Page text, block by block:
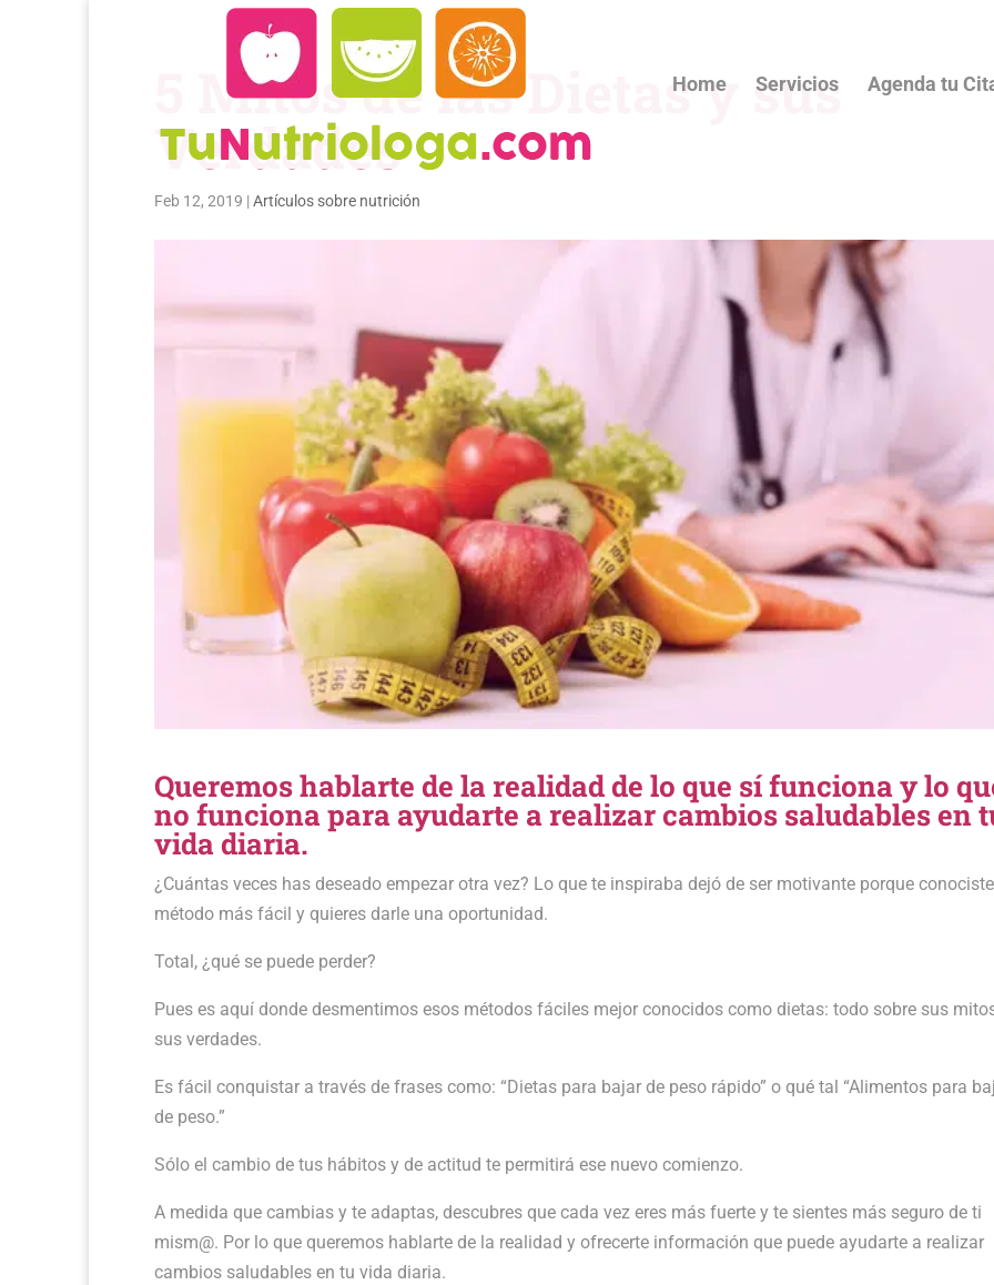
Home Servicios Agenda tu
5 Mitos de las Dietas y sus
Verdades
Feb 12, 2019 |Artículos sobre nutrición
Queremos hablarte de la realidad de lo que sí funciona y lo
no funciona para ayudarte a realizar cambios saludables en
vida diaria.
¿Cuántas veces has deseado empezar otra vez? Lo que te inspiraba dejó de ser motivante porque
método más fácil y quieres darle una oportunidad.
Total, ¿qué se puede perder?
Pues es aquí donde desmentimos esos métodos fáciles mejor conocidos como dietas: todo sobre sus
sus verdades.
Es fácil conquistar a través de frases como: “Dietas para bajar de peso rápido” o qué tal “Alimentos para
de peso.”
Sólo el cambio de tus hábitos y de actitud te permitirá ese nuevo comienzo.
A medida que cambias y te adaptas, descubres que cada vez eres más fuerte y te sientes más seguro de ti
mism@. Por lo que queremos hablarte de la realidad y ofrecerte información que puede ayudarte a realizar
cambios saludables en tu vida diaria.